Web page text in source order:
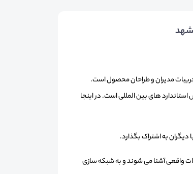
مدیران و طراحان محصول است.
های بین المللی است. در اینجا
به اشتراک بگذارد.
واقعی آشنا می شوند و به شبکه سازی